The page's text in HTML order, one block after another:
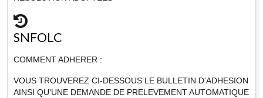
SNFOLC
COMMENT ADHERER :
VOUS TROUVEREZ CI-DESSOUS LE BULLETIN D'ADHESION
AINSI QU'UNE DEMANDE DE PRELEVEMENT AUTOMATIQUE